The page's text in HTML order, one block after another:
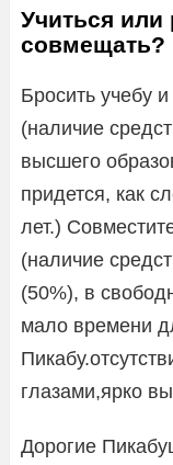
Учиться или
совмещать?
Бросить учебу
(наличие
высшего
придется, как
лет.)
(наличие
(50%), в
мало времени
глазами,ярко
Дорогие